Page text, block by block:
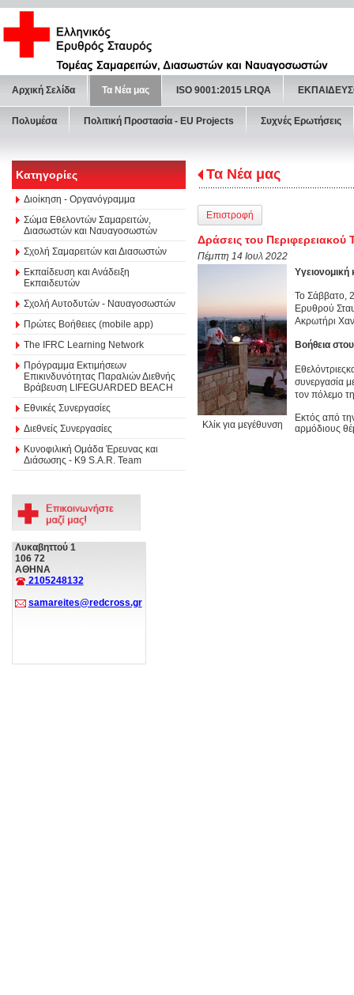
Αρχική Σελίδα Τα Νέα μας ISO 9001:2015 LRQA
Πολυμέσα Πολιτική Προστασία - ΕU Projects Συχνές Ερωτήσεις
Κατηγορίες
Διοίκηση - Οργανόγραμμα
Σώμα Εθελοντών Σαμαρειτών,
Διασωστών και Ναυαγοσωστών
Σχολή Σαμαρειτών και Διασωστών
Εκπαίδευση και Ανάδειξη
Εκπαιδευτών
Σχολή Αυτοδυτών - Ναυαγοσωστών
Πρώτες Βοήθειες (mobile app)
The IFRC Learning Network
Πρόγραμμα Εκτιμήσεων
Επικινδυνότητας Παραλιών Διεθνής
Βράβευση LIFEGUARDED BEACH
Εθνικές Συνεργασίες
Διεθνείς Συνεργασίες
Κυνοφιλική Ομάδα Έρευνας και
Διάσωσης - Κ9 S.A.R. Team
Λυκαβηττού 1
106 72
ΑΘΗΝΑ
2105248132
samareites@redcross.gr
Τα Νέα μας
Επιστροφή
Δράσεις του
Πέμπτη 14 Ιουλ 2022
Κλίκ για μεγέθυνση
Το Σάββατο,
Ερυθρού
Ακρωτήρι
Βοήθεια
συνεργασία
τον πόλεμο
Εκτός από
αρμόδιους